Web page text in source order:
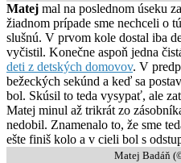
Matej mal na poslednom úseku
žiadnom prípade sme nechceli o
slušnú. V prvom kole dostal iba
vyčistil. Konečne aspoň jedna
deti z detských domovov. V
bežeckých sekúnd a keď sa
bol. Skúsil to teda vysypať, ale
Matej minul až trikrát zo
nedobil. Znamenalo to, že sme
ešte finiš kolo a v cieli bol s
Matej Badáň